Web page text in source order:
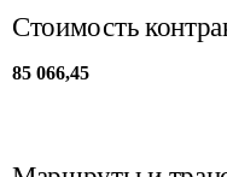
Стоимость
85 066,45